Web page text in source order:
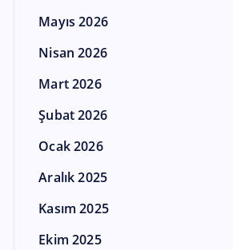
Mayıs 2026
Nisan 2026
Mart 2026
Şubat 2026
Ocak 2026
Aralık 2025
Kasım 2025
Ekim 2025